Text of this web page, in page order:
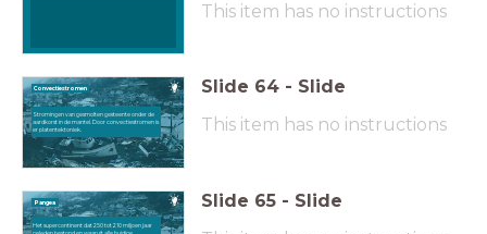
This item has no instructions
Convectiestromen
Stromingen van gesmolten gesteente onder de
aardkorst in de mantel. Door convectiestromen is
er platentektoniek.
Slide 64 - Slide
This item has no instructions
Pangea
Het supercontinent dat 250 tot 210 miljoen jaar
geleden bestond en waaruit alle huidige
Slide 65 - Slide